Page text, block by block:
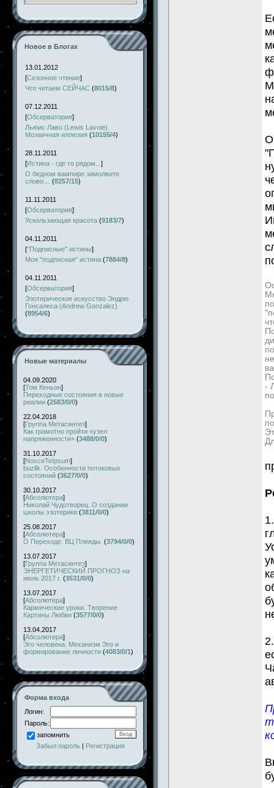
Новое в Блогах
13.01.2012
[Сезонное чтение]
Что читаем СЕЙЧАС (8015/8)
07.12.2011
[Обсерватория]
Льюис Лаво (Lewis Lavoie).
Мозаичная иллюзия (10155/4)
28.11.2011
[Истина - где то рядом... ]
О бедном вампире замолвите
слово…
(8257/15)
11.11.2011
[Обсерватория]
Ускользающая красота (9183/7)
04.11.2011
["Подписные" истины]
Моя "подписная" истина (7884/8)
04.11.2011
[Обсерватория]
Эзотерическое искусство Эндрю
Гонсалеса (Andrew Gonzalez)
(8954/6)
Новые материалы
04.09.2020
[Том Кеньон]
Переходные состояния в новые
реалии (2583/0/0)
22.04.2018
[Группа Метасинтез]
Как грамотно пройти «узел
напряженности» (3488/0/0)
31.10.2017
[NosceTeIpsum]
buzlik. Особенности потоковых
состояний (3627/0/0)
30.10.2017
[Абсолютера]
Николай Чудотворец. О создании
школы эзотерики (3811/0/0)
25.08.2017
[Абсолютера]
О Переходе. ВЦ Плеяды. (3794/0/0)
13.07.2017
[Группа Метасинтез]
ЭНЕРГЕТИЧЕСКИЙ ПРОГНОЗ на
июль 2017 г. (3531/0/0)
13.07.2017
[Абсолютера]
Кармические уроки. Творение
Картины Любви (3577/0/0)
13.04.2017
[Абсолютера]
Эго человека. Механизм Эго и
формирование личности (4083/0/1)
Форма входа
Логин:
Пароль:
запомнить
Забыл пароль | Регистрация
-